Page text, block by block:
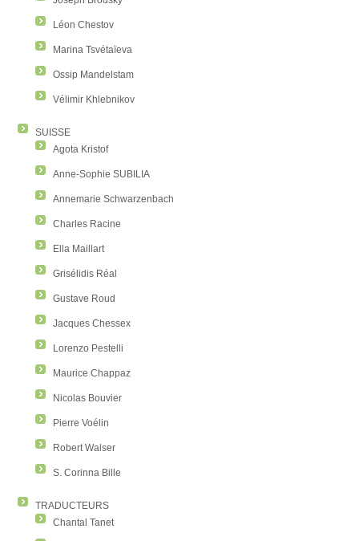
Léon Chestov
Marina Tsvétaïeva
Ossip Mandelstam
Vélimir Khlebnikov
SUISSE
Agota Kristof
Anne-Sophie SUBILIA
Annemarie Schwarzenbach
Charles Racine
Ella Maillart
Grisélidis Réal
Gustave Roud
Jacques Chessex
Lorenzo Pestelli
Maurice Chappaz
Nicolas Bouvier
Pierre Voélin
Robert Walser
S. Corinna Bille
TRADUCTEURS
Chantal Tanet